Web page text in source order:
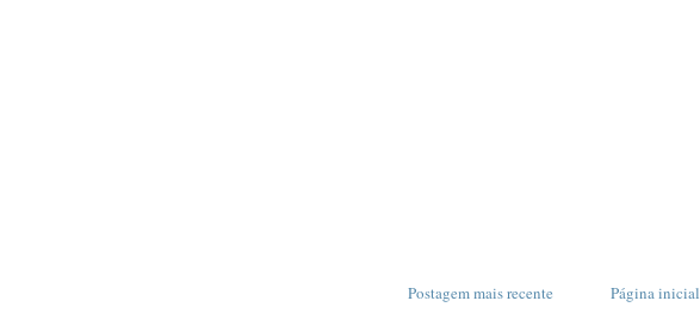
Postagem mais recente Página inicial